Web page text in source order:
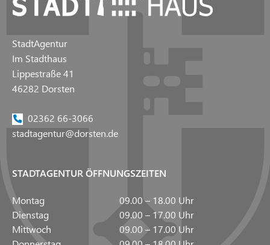
StadtAgentur
Im Stadthaus
Lippestraße 41
46282 Dorsten
02362 66-3066
stadtagentur@dorsten.de
STADTAGENTUR ÖFFNUNGSZEITEN
Montag
09.00 – 18.00 Uhr
Dienstag
09.00 – 17.00 Uhr
Mittwoch
09.00 – 17.00 Uhr